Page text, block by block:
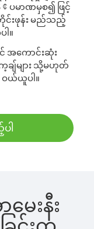
ပမာဏမှစ၍ ဖြင့်
င်းဖုန်း မည်သည့်
။
အကောင်းဆုံး
ချ်များ သို့မဟုတ်
ယ်ယူပါ။
ါ
မေးနီး